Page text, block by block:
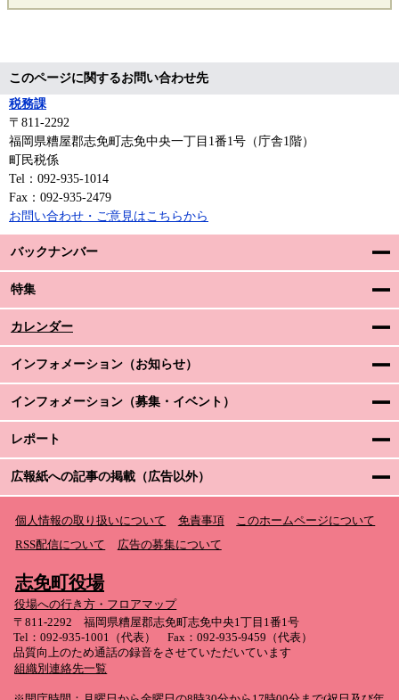
バックナンバー
特集
カレンダー
インフォメーション（お知らせ）
インフォメーション（募集・イベント）
レポート
広報紙への記事の掲載（広告以外）
このページに関するお問い合わせ先
税務課
〒811-2292
福岡県糟屋郡志免町志免中央一丁目1番1号（庁舎1階）
町民税係
Tel：092-935-1014
Fax：092-935-2479
お問い合わせ・ご意見はこちらから
個人情報の取り扱いについて 免責事項
このホームページについて
RSS配信について
広告の募集について
志免町役場
役場への行き方・フロアマップ
〒811-2292 福岡県糟屋郡志免町志免中央1丁目1番1号
Tel：092-935-1001（代表） Fax：092-935-9459（代表）
品質向上のため通話の録音をさせていただいています
組織別連絡先一覧